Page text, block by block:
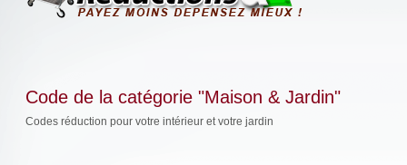
Code de la catégorie "Maison & Jardin"
Codes réduction pour votre intérieur et votre jardin